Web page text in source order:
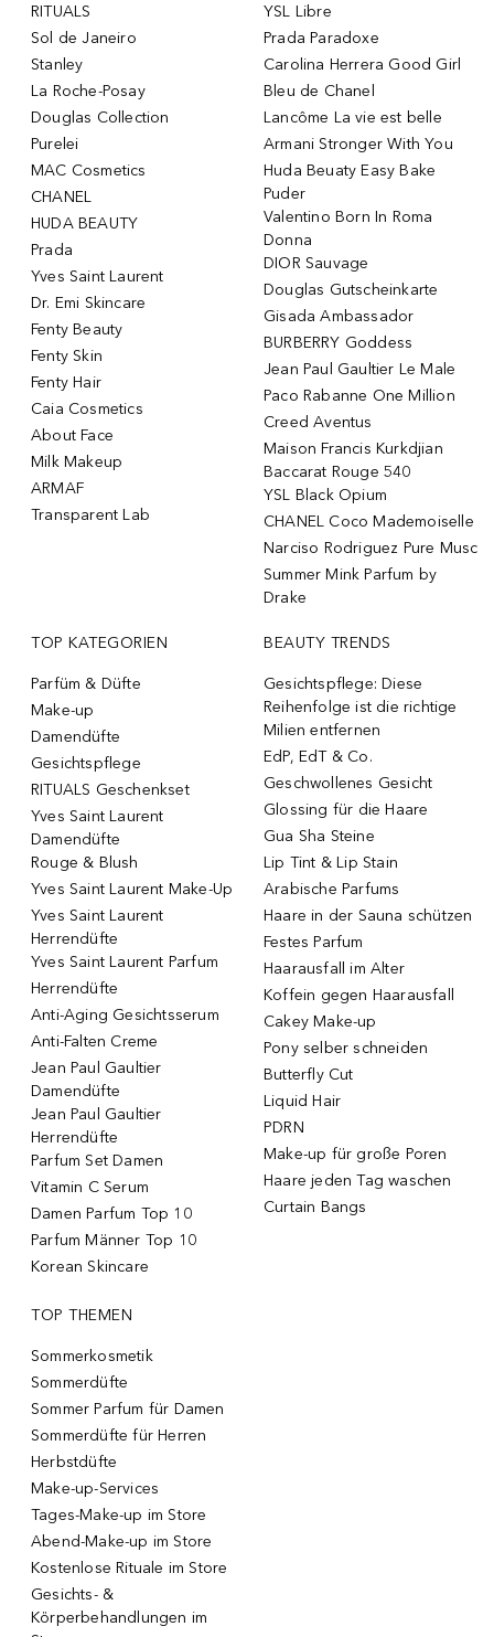
RITUALS
Sol de Janeiro
Stanley
La Roche-Posay
Douglas Collection
Purelei
MAC Cosmetics
CHANEL
HUDA BEAUTY
Prada
Yves Saint Laurent
Dr. Emi Skincare
Fenty Beauty
Fenty Skin
Fenty Hair
Caia Cosmetics
About Face
Milk Makeup
ARMAF
Transparent Lab
YSL Libre
Prada Paradoxe
Carolina Herrera Good Girl
Bleu de Chanel
Lancôme La vie est belle
Armani Stronger With You
Huda Beuaty Easy Bake
Puder
Valentino Born In Roma
Donna
DIOR Sauvage
Douglas Gutscheinkarte
Gisada Ambassador
BURBERRY Goddess
Jean Paul Gaultier Le Male
Paco Rabanne One Million
Creed Aventus
Maison Francis Kurkdjian
Baccarat Rouge 540
YSL Black Opium
CHANEL Coco Mademoiselle
Narciso Rodriguez Pure Musc
Summer Mink Parfum by
Drake
TOP KATEGORIEN
Parfüm & Düfte
Make-up
Damendüfte
Gesichtspflege
RITUALS Geschenkset
Yves Saint Laurent
Damendüfte
Rouge & Blush
Yves Saint Laurent Make-Up
Yves Saint Laurent
Herrendüfte
Yves Saint Laurent Parfum
Herrendüfte
Anti-Aging Gesichtsserum
Anti-Falten Creme
Jean Paul Gaultier
Damendüfte
Jean Paul Gaultier
Herrendüfte
Parfum Set Damen
Vitamin C Serum
Damen Parfum Top 10
Parfum Männer Top 10
Korean Skincare
BEAUTY TRENDS
Gesichtspflege: Diese
Reihenfolge ist die richtige
Milien entfernen
EdP, EdT & Co.
Geschwollenes Gesicht
Glossing für die Haare
Gua Sha Steine
Lip Tint & Lip Stain
Arabische Parfums
Haare in der Sauna schützen
Festes Parfum
Haarausfall im Alter
Koffein gegen Haarausfall
Cakey Make-up
Pony selber schneiden
Butterfly Cut
Liquid Hair
PDRN
Make-up für große Poren
Haare jeden Tag waschen
Curtain Bangs
TOP THEMEN
Sommerkosmetik
Sommerdüfte
Sommer Parfum für Damen
Sommerdüfte für Herren
Herbstdüfte
Make-up-Services
Tages-Make-up im Store
Abend-Make-up im Store
Kostenlose Rituale im Store
Gesichts- &
Körperbehandlungen im